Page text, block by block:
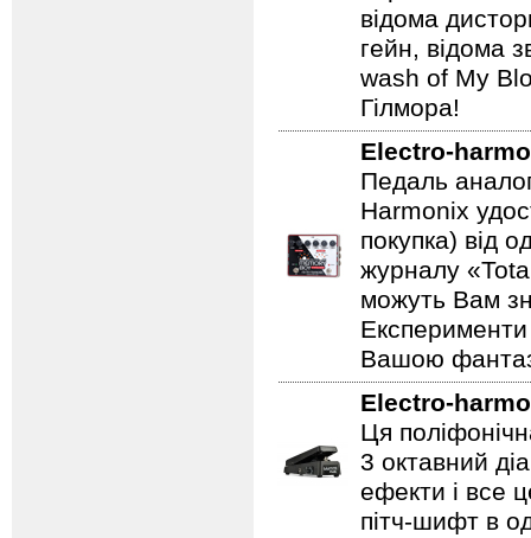
відома
гейн, відома
wash of My
Гілмора!
Electro-
Педаль
Harmonix
покупка) від
журналу
можуть Вам
Вашою
Electro-
Ця
3 октавний
ефекти і все
пітч-шифт в